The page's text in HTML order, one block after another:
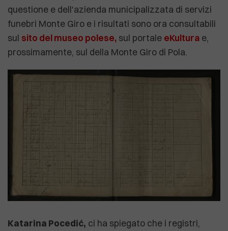
questione e dell'azienda municipalizzata di servizi
funebri Monte Giro e i risultati sono ora consultabili
sul sito del museo polese, sul portale eKultura e,
prossimamente, sul della Monte Giro di Pola.
Katarina Pocedić, ci ha spiegato che i registri,